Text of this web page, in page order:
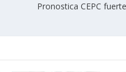
Pronostica CEPC